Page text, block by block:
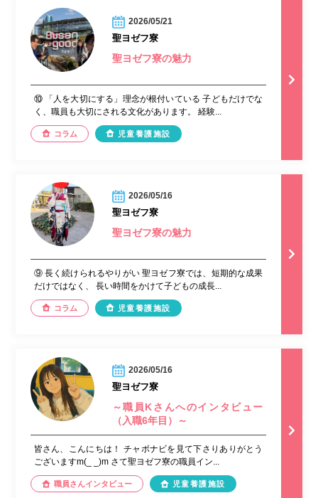
2026/05/21
聖ヨゼフ寮
聖ヨゼフ寮の魅力
⑩ 「人を大切にする」理念が根付いている 子どもだけでな
く、職員も大切にされる文化があります。 経験...
コラム 児童養護施設
2026/05/16
聖ヨゼフ寮
聖ヨゼフ寮の魅力
⑨ 長く続けられるやりがい 聖ヨゼフ寮では、短期的な成果
だけではなく、 長い時間をかけて子どもの成長...
コラム 児童養護施設
2026/05/16
聖ヨゼフ寮
～職員Kさんへのインタビュー
（入職6年目）～
皆さん、こんにちは！ チャボナビを見て下さりありがとう
ございますm(_ _)m さて聖ヨゼフ寮の職員イン...
職員さんインタビュー 児童養護施設